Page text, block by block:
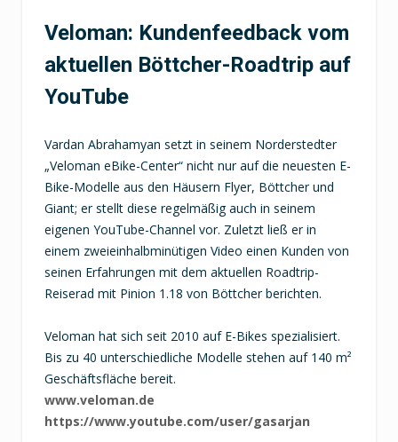
Veloman: Kundenfeedback vom
aktuellen Böttcher-Roadtrip auf
YouTube
Vardan Abrahamyan setzt in seinem Norderstedter
„Veloman eBike-Center“ nicht nur auf die neuesten E-
Bike-Modelle aus den Häusern Flyer, Böttcher und
Giant; er stellt diese regelmäßig auch in seinem
eigenen YouTube-Channel vor. Zuletzt ließ er in
einem zweieinhalbminütigen Video einen Kunden von
seinen Erfahrungen mit dem aktuellen Roadtrip-
Reiserad mit Pinion 1.18 von Böttcher berichten.
Veloman hat sich seit 2010 auf E-Bikes spezialisiert.
Bis zu 40 unterschiedliche Modelle stehen auf 140 m²
Geschäftsfläche bereit.
www.veloman.de
https://www.youtube.com/user/gasarjan